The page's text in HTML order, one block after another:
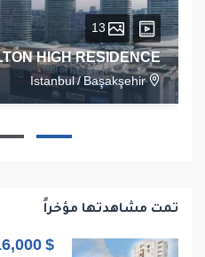
HIGH RESIDENCE
Istanbul / Başakşehir
تمت مشاهدتها مؤخراً
$ 216,000